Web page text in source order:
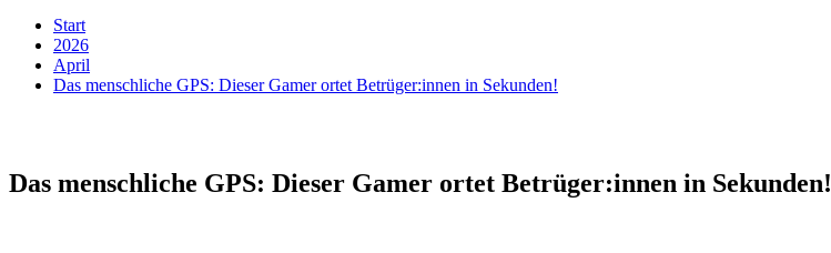
Start
2026
April
Das menschliche GPS: Dieser Gamer ortet Betrüger:innen in Sekunden!
Das menschliche GPS: Dieser Gamer ortet Betrüger:innen in Sekunden!